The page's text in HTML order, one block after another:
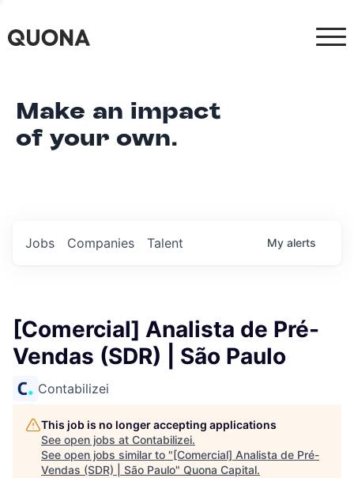
Make an impact
of your own.
Jobs Companies Talent My alerts
[Comercial] Analista de Pré-
Vendas (SDR) | São Paulo
Contabilizei
This job is no longer accepting applications
See open jobs at Contabilizei.
See open jobs similar to "[Comercial] Analista de Pré-
Vendas (SDR) | São Paulo" Quona Capital.